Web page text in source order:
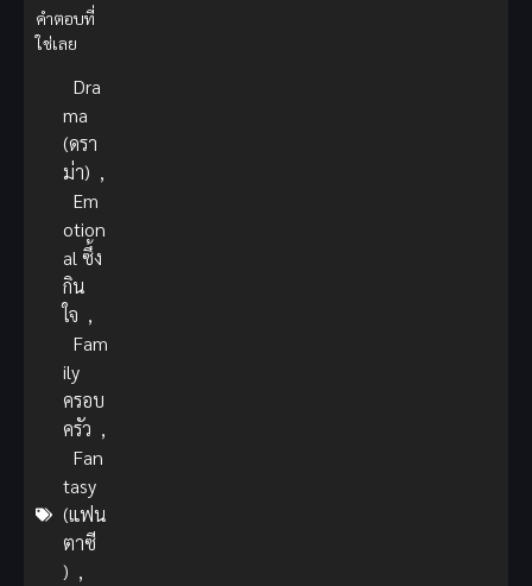
คำตอบที่
ใช่เลย
Dra
ma
(ดรา
ม่า) ,
Em
otion
al ซึ้ง
กิน
ใจ ,
Fam
ily
ครอบ
ครัว ,
Fan
tasy
(แฟน
ตาซี
) ,